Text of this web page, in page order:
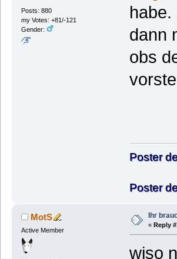
Posts: 880
my Votes: +81/-121
Gender:
habe.
dann
obs
Poster
Poster
MotS
Active Member
Ihr
« Reply
wiso